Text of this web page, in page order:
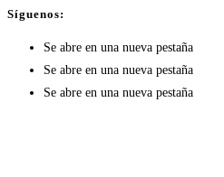
Síguenos:
Se abre en una nueva pestaña
Se abre en una nueva pestaña
Se abre en una nueva pestaña